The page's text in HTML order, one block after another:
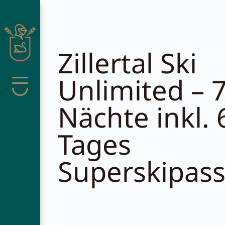
Menü
Pachmair
Wohnen
Zillertal Ski
Unlimited –
Nächte inkl.
Tages
Superskipass